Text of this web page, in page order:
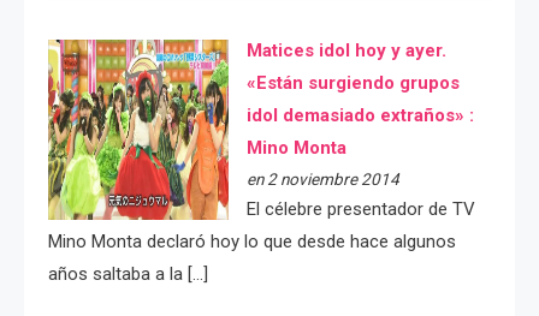
Matices idol hoy y ayer.
«Están surgiendo grupos
idol demasiado extraños» :
Mino Monta
en 2 noviembre 2014
El célebre presentador de TV
Mino Monta declaró hoy lo que desde hace algunos
años saltaba a la […]